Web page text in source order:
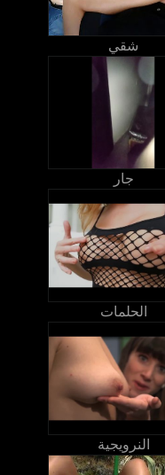
شقي
جار
الحلمات
النرويجية